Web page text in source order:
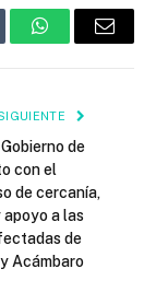
WhatsAppEmail
de
con el
de cercanía,
a las
de
Acámbaro